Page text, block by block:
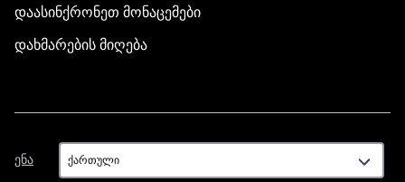
დაასინქრონეთ მონაცემები
დახმარების მიღება
ენა
ენა